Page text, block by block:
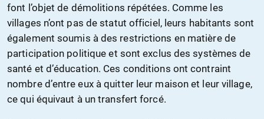
font l’objet de démolitions répétées. Comme les
villages n’ont pas de statut officiel, leurs habitants sont
également soumis à des restrictions en matière de
participation politique et sont exclus des systèmes de
santé et d’éducation. Ces conditions ont contraint
nombre d’entre eux à quitter leur maison et leur village,
ce qui équivaut à un transfert forcé.